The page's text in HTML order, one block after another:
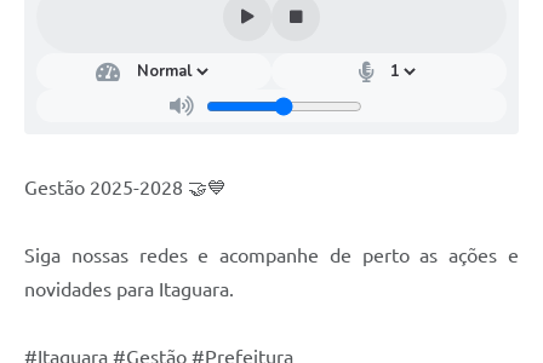
Gestão 2025-2028 🤝💙
Siga nossas redes e acompanhe de perto as ações e
novidades para Itaguara.
#Itaguara #Gestão #Prefeitura